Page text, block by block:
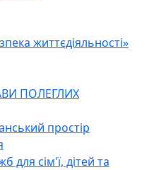
життєдіяльності»
ПОЛЕГЛИХ
простір
для сім'ї, дітей та